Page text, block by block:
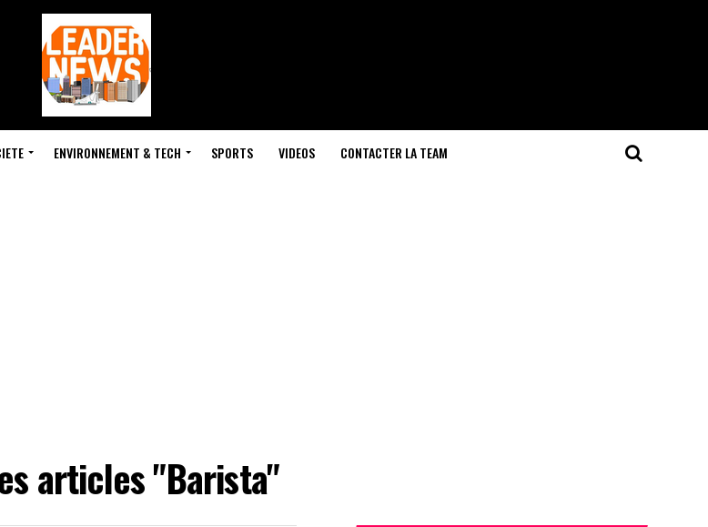
ENVIRONNEMENT & TECH SPORTS VIDEOS CONTACTER LA TEAM
articles "Barista"